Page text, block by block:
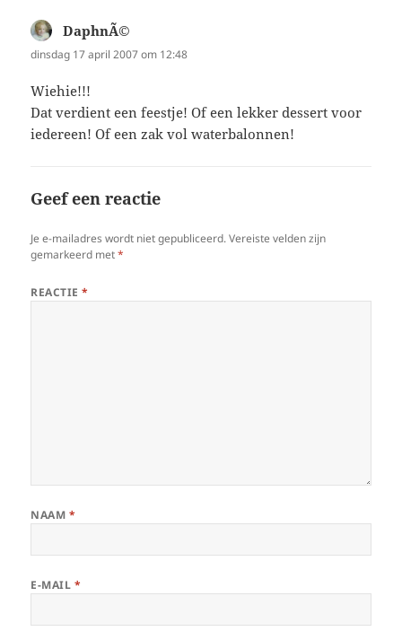
DaphnÃ©
dinsdag 17 april 2007 om 12:48
Wiehie!!!
Dat verdient een feestje! Of een lekker dessert voor
iedereen! Of een zak vol waterbalonnen!
Geef een reactie
Je e-mailadres wordt niet gepubliceerd. Vereiste velden zijn
gemarkeerd met*
REACTIE*
NAAM *
E-MAIL *